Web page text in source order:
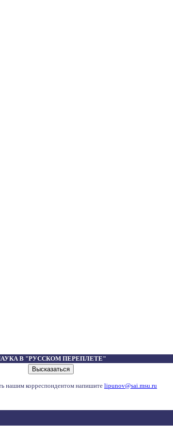
В "РУССКОМ ПЕРЕПЛЕТЕ"
нашим корреспондентом напишите lipunov@sai.msu.ru